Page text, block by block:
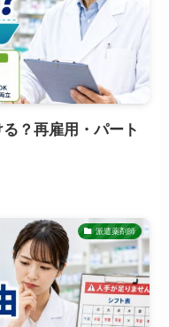
？再雇用・パート
派遣薬剤師